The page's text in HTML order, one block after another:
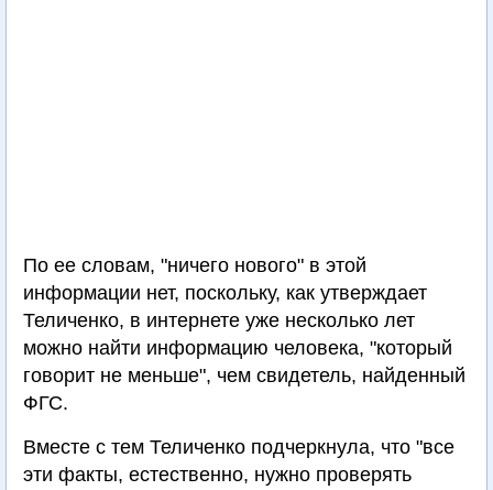
По ее словам, "ничего нового" в этой
информации нет, поскольку, как утверждает
Теличенко, в интернете уже несколько лет
можно найти информацию человека, "который
говорит не меньше", чем свидетель, найденный
ФГС.
Вместе с тем Теличенко подчеркнула, что "все
эти факты, естественно, нужно проверять